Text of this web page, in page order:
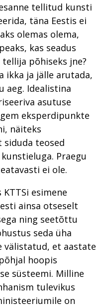
tellitud kunsti
täna Eestis ei
olemas olema,
kas seadus
põhiseks jne?
ikka ja jälle arutada,
aeg. Idealistina
asutuse
eksperdipunkte
näiteks
siduda teosed
Praegu
ei ole.
esimene
ainsa otseselt
ning seetõttu
seda üha
välistatud, et aastate
hoopis
süsteemi. Milline
tulevikus
on